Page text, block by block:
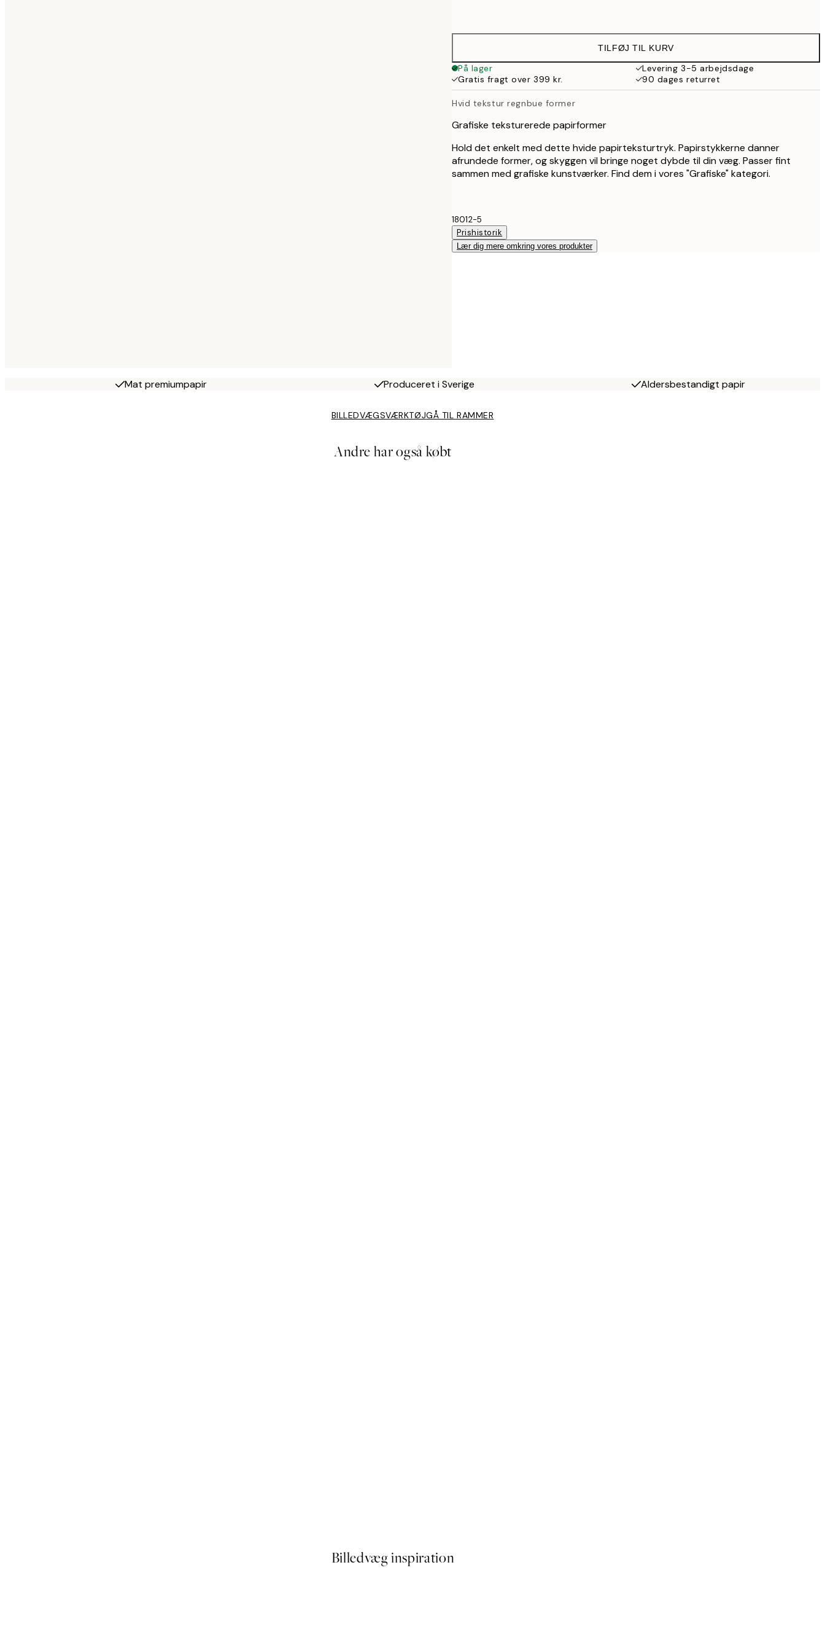
195 kr.
195 kr.
50x70 cm
287 kr.
TILFØJ TIL KURV
På lager
Levering 3-5 arbejdsdage
Gratis fragt over 399 kr.
90 dages returret
Hvid tekstur regnbue former
Grafiske teksturerede papirformer
Hold det enkelt med dette hvide papirteksturtryk. Papirstykkerne danner
afrundede former, og skyggen vil bringe noget dybde til din væg. Passer fint
sammen med grafiske kunstværker. Find dem i vores "Grafiske" kategori.
18012-5
Prishistorik
Lær dig mere omkring vores produkter
Mat premiumpapir Produceret i Sverige Aldersbestandigt papir
BILLEDVÆGSVÆRKTØJGÅ TIL RAMMER
Andre har også købt
Billedvæg inspiration